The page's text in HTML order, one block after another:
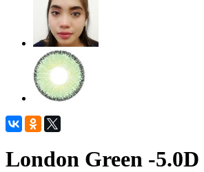
London Green -5.0D